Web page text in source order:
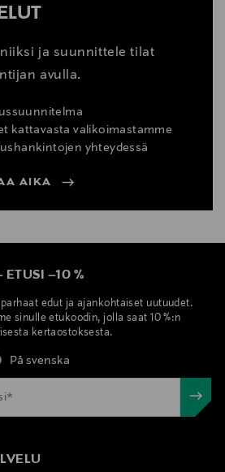
ja suunnittele tilat
avulla.
kattavasta valikoimastamme
yhteydessä
AIKA
ETUSI –10 %
edut ja ajankohtaiset uutuudet.
sinulle etukoodin, jolla saat 10 %:n
kertaostoksesta.
På svenska